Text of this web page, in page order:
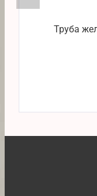
Труба